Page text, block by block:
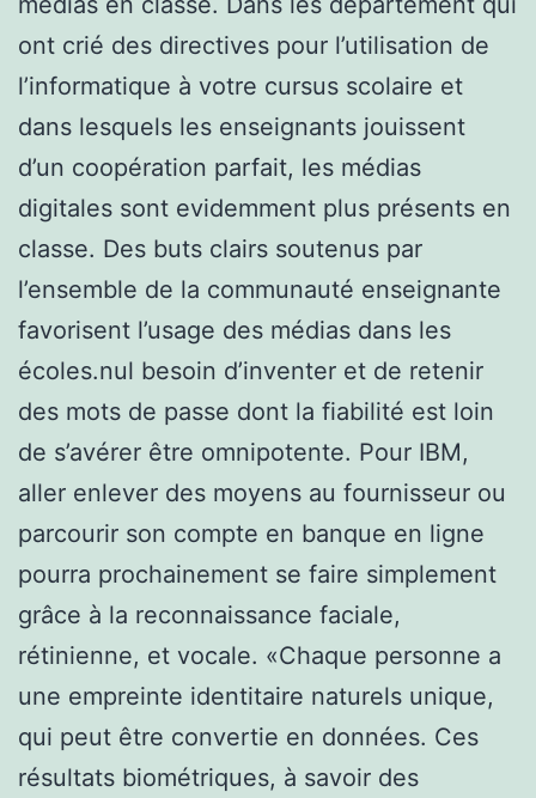
ont crié des directives pour l’utilisation de
l’informatique à votre cursus scolaire et
dans lesquels les enseignants jouissent
d’un coopération parfait, les médias
digitales sont evidemment plus présents en
classe. Des buts clairs soutenus par
l’ensemble de la communauté enseignante
favorisent l’usage des médias dans les
écoles.nul besoin d’inventer et de retenir
des mots de passe dont la fiabilité est loin
de s’avérer être omnipotente. Pour IBM,
aller enlever des moyens au fournisseur ou
parcourir son compte en banque en ligne
pourra prochainement se faire simplement
grâce à la reconnaissance faciale,
rétinienne, et vocale. «Chaque personne a
une empreinte identitaire naturels unique,
qui peut être convertie en données. Ces
résultats biométriques, à savoir des